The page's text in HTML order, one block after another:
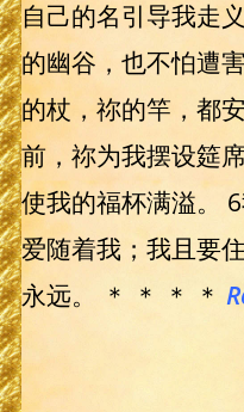
自己的名引导我走
的幽谷，也不怕遭
的杖，祢的竿，都
前，祢为我摆设筵
使我的福杯满溢。
爱随着我；我且要
永远。 ＊ ＊ ＊ ＊